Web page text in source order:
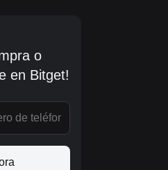
o
en Bitget!